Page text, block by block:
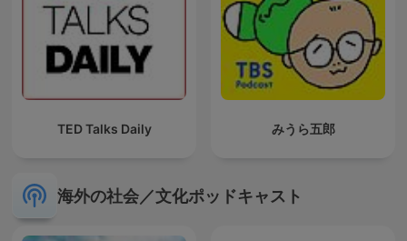
TED Talks Daily みうら五郎
海外の社会／文化ポッドキャスト